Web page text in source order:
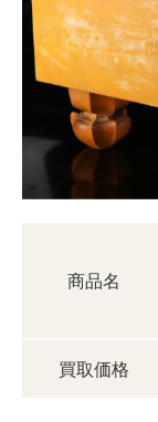
商品名
買取価格